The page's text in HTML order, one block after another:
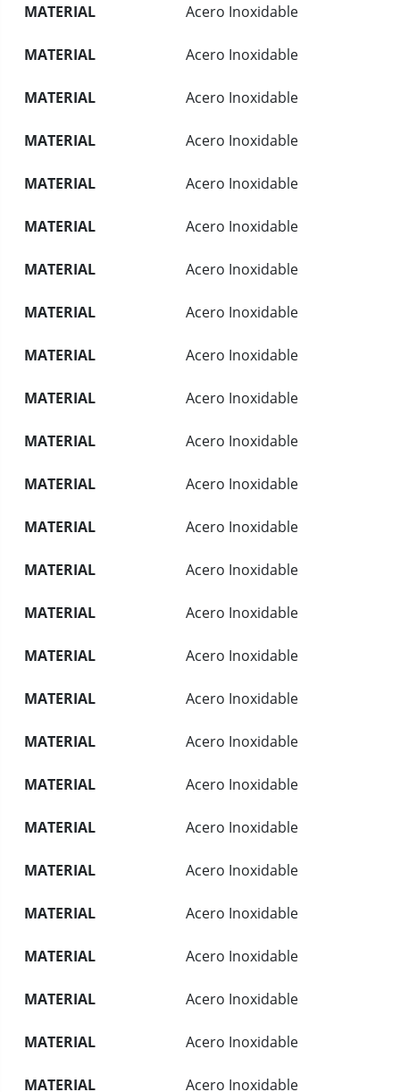
MATERIAL Acero Inoxidable
MATERIAL Acero Inoxidable
MATERIAL Acero Inoxidable
MATERIAL Acero Inoxidable
MATERIAL Acero Inoxidable
MATERIAL Acero Inoxidable
MATERIAL Acero Inoxidable
MATERIAL Acero Inoxidable
MATERIAL Acero Inoxidable
MATERIAL Acero Inoxidable
MATERIAL Acero Inoxidable
MATERIAL Acero Inoxidable
MATERIAL Acero Inoxidable
MATERIAL Acero Inoxidable
MATERIAL Acero Inoxidable
MATERIAL Acero Inoxidable
MATERIAL Acero Inoxidable
MATERIAL Acero Inoxidable
MATERIAL Acero Inoxidable
MATERIAL Acero Inoxidable
MATERIAL Acero Inoxidable
MATERIAL Acero Inoxidable
MATERIAL Acero Inoxidable
MATERIAL Acero Inoxidable
MATERIAL Acero Inoxidable
MATERIAL Acero Inoxidable